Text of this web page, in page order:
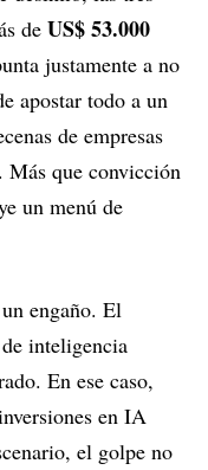
de US$ 53.000
justamente a no
apostar todo a un
de empresas
que convicción
un menú de
engaño. El
inteligencia
En ese caso,
en IA
el golpe no